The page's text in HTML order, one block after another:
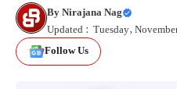
ByNirajana Nag
Updated : Tuesday,
Follow Us